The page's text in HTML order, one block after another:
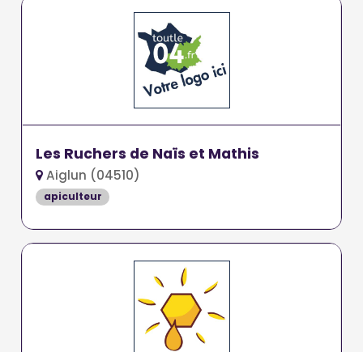
Les Ruchers de Naïs et Mathis
Aiglun (04510)
apiculteur